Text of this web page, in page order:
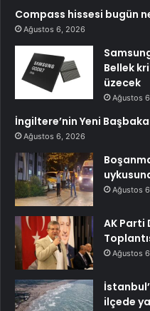
Compass hissesi bugün
Ağustos 6, 2026
Bellek
üzecek
Ağustos
İngiltere’nin Yeni
Ağustos 6, 2026
Ağustos
AK Parti
Ağustos
ilçede